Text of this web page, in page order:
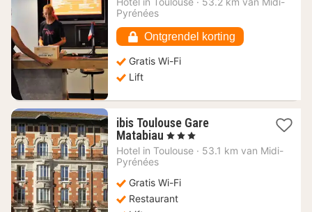
Pyrénées
Ontgrendel korting
Gratis Wi-Fi
Lift
ibis Toulouse Gare
Matabiau 1
nacht
€
, 3 Sterren
Hotel in Toulouse · 53.1 km van Midi-
Pyrénées
Gratis Wi-Fi
Restaurant